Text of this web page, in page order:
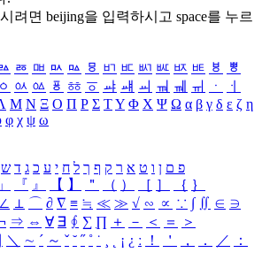
려면 beijing을 입력하시고 space를 누르
ㅭ ㅮ ㅯ ㅰ ㅱ ㅲ ㅳ ㅴ ㅵ ㅶ ㅷ ㅸ
ㅹ
ㆁ ㆂ ㆃ ㆄ ㆅ ㆆ ㆇ ㆈ ㆉ ㆊ ㆋ ㆌ ㆍ
ㆎ
Μ Ν Ξ Ο Π Ρ Σ ΤΥ Φ Χ Ψ Ω α β γ δ ε ζ η
φ χ ψ ω
פ ם ן ו ט א ר ק ף ך ל ח י ע כ ג ד ש
」 『 』 【 】 ＂ （ ） ［ ］ ｛ ｝
∠ ⊥ ⌒ ∂ ∇ ≡ ≒ ≪ ≫ √ ∽ ∝ ∵ ∫ ∬ ∈ ∋
⇒ ⇔ ∀ ∃ ∮ ∑ ∏ ＋ － ＜ ＝
＞
＼ ∼ ´ ～ ˇ ˘ ˝ ˚ ˙ ¸ ¡ ¿ ː ！ ＇ ， ． ／
：